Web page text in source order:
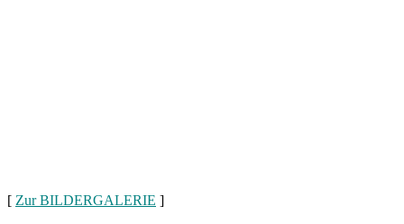
[ Zur BILDERGALERIE ]